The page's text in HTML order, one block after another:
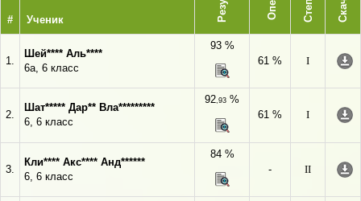
# Ученик
1.
Шей**** Аль****
6а, 6 класс
93 %
61 %
I
2.
Шат***** Дар** Вла*********
6, 6 класс
92,93 %
61 %
I
3.
Кли**** Акс**** Анд******
6, 6 класс
84 %
-
II